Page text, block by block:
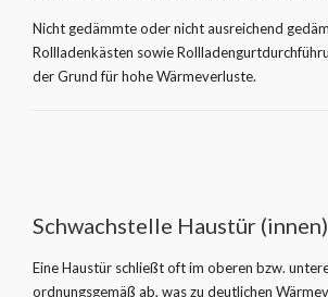
Nicht gedämmte oder nicht ausreichend
Rollladenkästen sowie
der Grund für hohe Wärmeverluste.
Schwachstelle Haustür (innen)
Eine Haustür schließt oft im oberen bzw.
ordnungsgemäß ab, was zu deutlichen